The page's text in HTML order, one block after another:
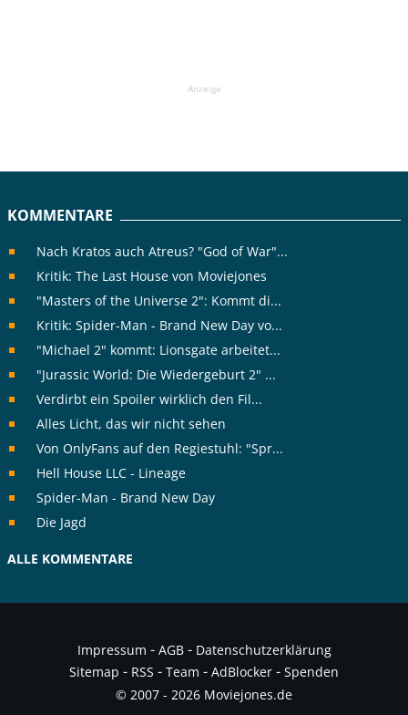
Anzeige
KOMMENTARE
Nach Kratos auch Atreus? "God of War"...
Kritik: The Last House von Moviejones
"Masters of the Universe 2": Kommt di...
Kritik: Spider-Man - Brand New Day vo...
"Michael 2" kommt: Lionsgate arbeitet...
"Jurassic World: Die Wiedergeburt 2" ...
Verdirbt ein Spoiler wirklich den Fil...
Alles Licht, das wir nicht sehen
Von OnlyFans auf den Regiestuhl: "Spr...
Hell House LLC - Lineage
Spider-Man - Brand New Day
Die Jagd
ALLE KOMMENTARE
Impressum - AGB- Datenschutzerklärung
Sitemap - RSS - Team - AdBlocker - Spenden
© 2007 - 2026 Moviejones.de